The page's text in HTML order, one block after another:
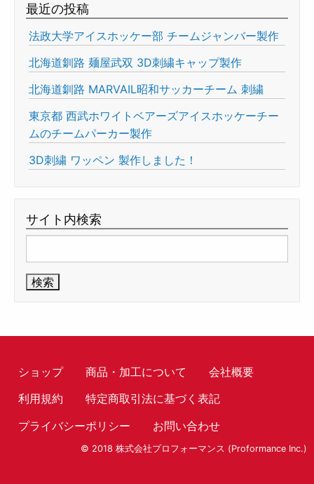
最近の投稿
法政大学アイスホッケー部 チームジャンバー製作
北海道釧路 麺屋武双 3D刺繍キャップ製作
北海道釧路 MARVAIL昭和サッカーチーム 刺繍
東京都 西武ホワイトベアーズアイスホッケーチー
ムのチームパーカー製作
3D刺繍 ワッペン 製作しました！
サイト内検索
索:
ショップ 商品・加工について
会社概要
利用規約
特定商取引法に基づく表記
プライバシーポリシー
お問い合わせ
© 2018 株式会社プロフォーマンス (Proformance Inc.)